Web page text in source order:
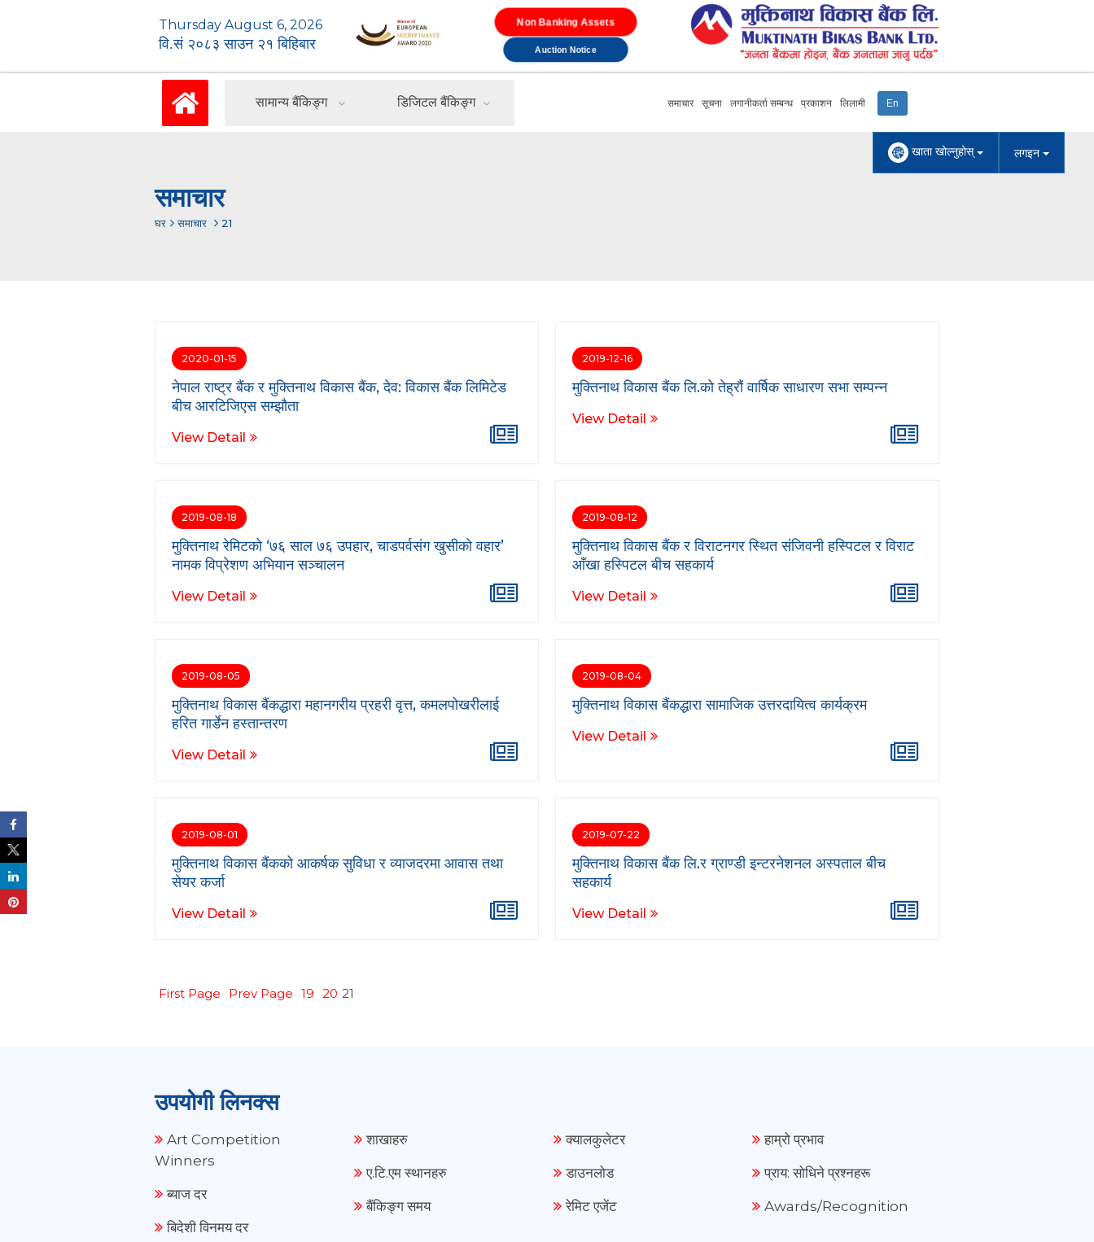
Thursday August 6, 2026
वि.सं २०८३ साउन २१ बिहिबार
Non Banking Assets
Auction Notice
सामान्य बैंकिङ्ग डिजिटल बैंकिङ्ग समाचार सूचना लगानीकर्ता सम्बन्ध प्रकाशन लिलामी En
खाता खोल्नुहोस् लगइन
समाचार
घर समाचार 21
2020-01-15
नेपाल राष्ट्र बैंक र मुक्तिनाथ विकास बैंक, देव: विकास बैंक लिमिटेड
बीच आरटिजिएस सम्झौता
View Detail
2019-12-16
मुक्तिनाथ विकास बैंक लि.को तेह्रौं वार्षिक साधारण सभा सम्पन्न
View Detail
2019-08-18
मुक्तिनाथ रेमिटको ‘७६ साल ७६ उपहार, चाडपर्वसंग खुसीको वहार’
नामक विप्रेशण अभियान सञ्चालन
View Detail
2019-08-12
मुक्तिनाथ विकास बैंक र विराटनगर स्थित संजिवनी हस्पिटल र विराट
आँखा हस्पिटल बीच सहकार्य
View Detail
2019-08-05
मुक्तिनाथ विकास बैंकद्धारा महानगरीय प्रहरी वृत्त, कमलपोखरीलाई
हरित गार्डेन हस्तान्तरण
View Detail
2019-08-04
मुक्तिनाथ विकास बैंकद्धारा सामाजिक उत्तरदायित्व कार्यक्रम
View Detail
2019-08-01
मुक्तिनाथ विकास बैंकको आकर्षक सुविधा र व्याजदरमा आवास तथा
सेयर कर्जा
View Detail
2019-07-22
मुक्तिनाथ विकास बैंक लि.र ग्राण्डी इन्टरनेशनल अस्पताल बीच
सहकार्य
View Detail
First Page Prev Page 19 20 21
उपयोगी लिनक्स
Art Competition
Winners
ब्याज दर
बिदेशी विनमय दर
शाखाहरु
ए.टि.एम स्थानहरु
बैंकिङ्ग समय
क्यालकुलेटर
डाउनलोड
रेमिट एजेंट
हाम्रो प्रभाव
प्राय: सोधिने प्रश्नहरू
Awards/Recognition